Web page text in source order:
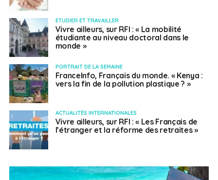
ETUDIER ET TRAVAILLER
Vivre ailleurs, sur RFI : « La mobilité
étudiante au niveau doctoral dans le
monde »
PORTRAIT DE LA SEMAINE
FranceInfo, Français du monde. « Kenya :
vers la fin de la pollution plastique ? »
ACTUALITÉS INTERNATIONALES
Vivre ailleurs, sur RFI : « Les Français de
l’étranger et la réforme des retraites »